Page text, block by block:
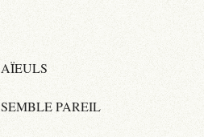
AÏEULS
SEMBLE PAREIL